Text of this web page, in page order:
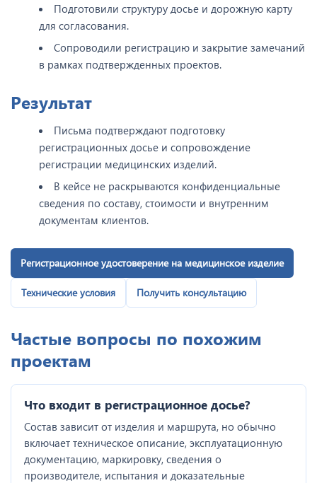
Подготовили структуру досье и дорожную карту
для согласования.
Сопроводили регистрацию и закрытие замечаний
в рамках подтвержденных проектов.
Результат
Письма подтверждают подготовку
регистрационных досье и сопровождение
регистрации медицинских изделий.
В кейсе не раскрываются конфиденциальные
сведения по составу, стоимости и внутренним
документам клиентов.
Регистрационное удостоверение на медицинское изделие
Технические условия Получить консультацию
Частые вопросы по похожим
проектам
Что входит в регистрационное досье?
Состав зависит от изделия и маршрута, но обычно
включает техническое описание, эксплуатационную
документацию, маркировку, сведения о
производителе, испытания и доказательные